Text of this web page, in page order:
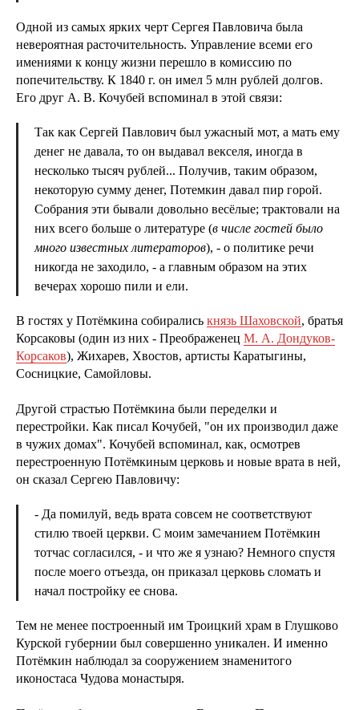
Одной из самых ярких черт Сергея Павловича была
невероятная расточительность. Управление всеми его
имениями к концу жизни перешло в комиссию по
попечительству. К 1840 г. он имел 5 млн рублей долгов.
Его друг А. В. Кочубей вспоминал в этой связи:
Так как Сергей Павлович был ужасный мот, а мать ему
денег не давала, то он выдавал векселя, иногда в
несколько тысяч рублей... Получив, таким образом,
некоторую сумму денег, Потемкин давал пир горой.
Собрания эти бывали довольно весёлые; трактовали на
них всего больше о литературе (в числе гостей было
много известных литераторов), - о политике речи
никогда не заходило, - а главным образом на этих
вечерах хорошо пили и ели.
В гостях у Потёмкина собирались князь Шаховской, братья
Корсаковы (один из них - Преображенец М. А. Дондуков-
Корсаков), Жихарев, Хвостов, артисты Каратыгины,
Сосницкие, Самойловы.
Другой страстью Потёмкина были переделки и
перестройки. Как писал Кочубей, "он их производил даже
в чужих домах". Кочубей вспоминал, как, осмотрев
перестроенную Потёмкиным церковь и новые врата в ней,
он сказал Сергею Павловичу:
- Да помилуй, ведь врата совсем не соответствуют
стилю твоей церкви. С моим замечанием Потёмкин
тотчас согласился, - и что же я узнаю? Немного спустя
после моего отъезда, он приказал церковь сломать и
начал постройку ее снова.
Тем не менее построенный им Троицкий храм в Глушково
Курской губернии был совершенно уникален. И именно
Потёмкин наблюдал за сооружением знаменитого
иконостаса Чудова монастыря.